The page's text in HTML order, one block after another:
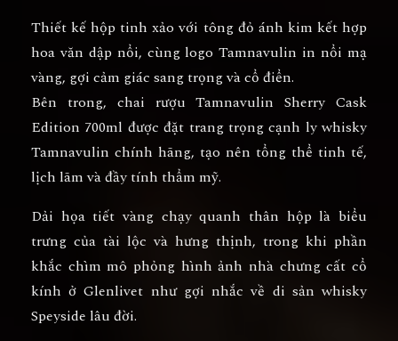
Thiết kế hộp tinh xảo với tông đỏ ánh kim kết hợp
hoa văn dập nổi, cùng logoTamnavulin in nổi mạ
vàng, gợi cảm giác sang trọng và cổ điển.
Bên trong, chai rượu Tamnavulin Sherry Cask
Edition 700ml được đặt trang trọng cạnh ly whisky
Tamnavulin chính hãng, tạo nên tổng thể tinh tế,
lịch lãm và đầy tính thẩm mỹ.
Dải họa tiết vàng chạy quanh thân hộp là biểu
trưng của tài lộc và hưng thịnh, trong khi phần
khắc chìm mô phỏng hình ảnh nhà chưng cất cổ
kính ở Glenlivet như gợi nhắc về di sản whisky
Speyside lâu đời.